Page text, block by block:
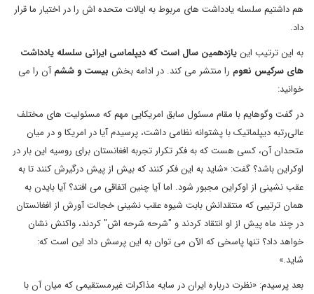
هم داشتیم سلسله یادداشت های مربوط به ایالات متحده اش را در اختیار ما قرار
داد.
به این ترتیب اینیازدهمین سال است که دیپلماسی ایرانی سلسله یادداشت
های سرکیس نعوم را منتشر می کند. در ادامه بخش بیست و ششمآن را می
خوانید:
در گفت وگوهایم با مقام مسئول سابق امریکایی مهم که مسئولیت های مختلف
عالی‌رتبه دیپلماتیک با پشتوانه نظامی داشت، پرسیدم آیا در امریکا و در میان
متحدان آن، کسی هست که به فکر تکرار تجربه افغانستان برای روسیه این بار در
اوکراین باشد؟ گفت: «شاید به این فکر کنند که بیش از پیش درگیرش کنند تا به
عقب نشینی از اوکراین مجبور شود. اما آیا چنین اتفاقی می افتد؟ آیا بایدن به
همان ترتیبی که منتقدانش بابت شیوه عقب نشینی خجالت آورش از افغانستان
در چند ماه پیش از او انتقاد کردند و "شرحه شرحه اش" کردند، واکنش نشان
خواهد داد؟ تنها پاسخی که الآن می توان به این پرسش داد این است که:
شاید.»
بعد پرسیدم: «نظرت درباره ایران در سایه مذاکرات غیرمستقیمی که میان آن با